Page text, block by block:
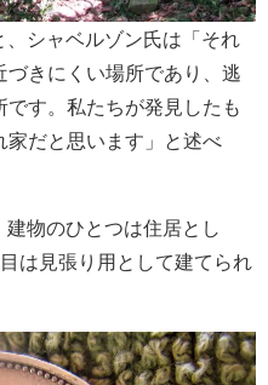
、シャベルゾン氏は「それ
きにくい場所であり、逃
す。私たちが発見したも
家だと思います」と述べ
建物のひとつは住居とし
は見張り用として建てられ